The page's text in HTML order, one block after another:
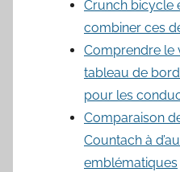
Crunch bicycle
combiner ces
Comprendre le
tableau de
pour les
Comparaison
Countach à
emblématiques